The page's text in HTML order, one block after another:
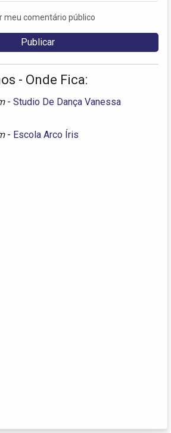
meu comentário público
- Onde Fica:
- Studio De Dança Vanessa
- Escola Arco Íris